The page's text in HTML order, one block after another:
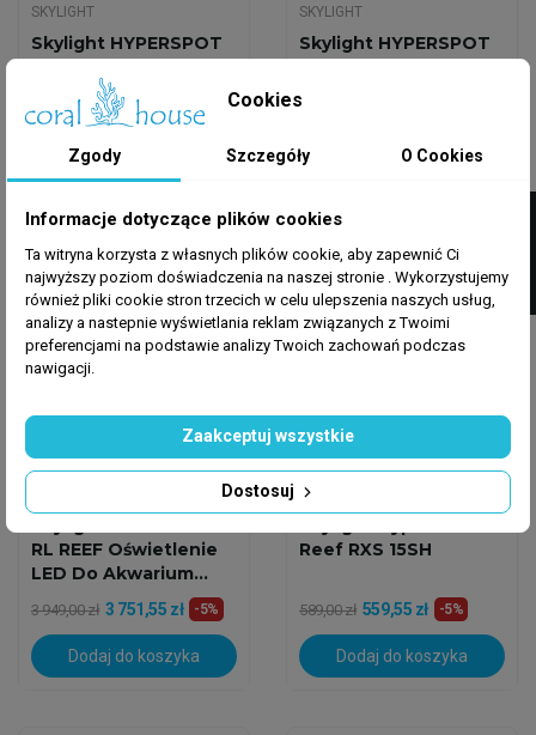
SKYLIGHT
Skylight HYPERSPOT
LED Do Akwarium...
2 089,00 zł 1 984,55 zł -5%
SKYLIGHT
Skylight HYPERSPOT
LED Do Akwarium...
Wysyłka w 24h
RL REEF Oświetlenie
LED Do Akwarium...
3 949,00 zł 3 751,55 zł -5%
Dodaj do koszyka
Wysyłka w 24h
SKYLIGHT
Reef RXS 15SH
589,00 zł 559,55 zł -5%
Dodaj do koszyka
Cookies
Zgody Szczegóły O Cookies
Informacje dotyczące plików cookies
Ta witryna korzysta z własnych plików cookie, aby zapewnić Ci
najwyższy poziom doświadczenia na naszej stronie . Wykorzystujemy
również pliki cookie stron trzecich w celu ulepszenia naszych usług,
analizy a nastepnie wyświetlania reklam związanych z Twoimi
preferencjami na podstawie analizy Twoich zachowań podczas
nawigacji.
Dostosuj
Zaakceptuj wszystkie